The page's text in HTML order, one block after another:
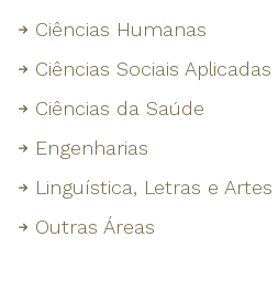
Ciências Humanas
Ciências Sociais Aplicadas
Ciências da Saúde
Engenharias
Linguística, Letras e Artes
Outras Áreas